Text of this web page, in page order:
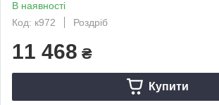
В наявності
Код: к972
Роздріб
11 468 ₴
Купити